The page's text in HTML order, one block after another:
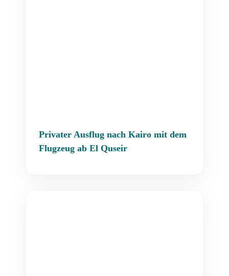
Privater Ausflug nach Kairo mit dem
Flugzeug ab El Quseir